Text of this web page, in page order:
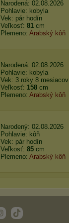
Narodená: 02.08.2026
Pohlavie: kobyla
Vek: pár hodín
Veľkosť: 81 cm
Plemeno: Arabský kôň
Narodená: 02.08.2026
Pohlavie: kobyla
Vek: 3 roky 8 mesiacov
Veľkosť: 158 cm
Plemeno: Arabský kôň
Narodený: 02.08.2026
Pohlavie: kôň
Vek: pár hodín
Veľkosť: 85 cm
Plemeno: Arabský kôň